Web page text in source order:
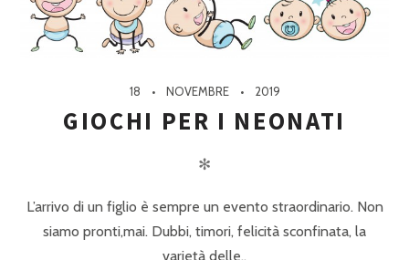
18 NOVEMBRE 2019
GIOCHI PER I NEONATI
✻
L’arrivo di un figlio è sempre un evento straordinario. Non
siamo pronti,mai. Dubbi, timori, felicità sconfinata, la
varietà delle..